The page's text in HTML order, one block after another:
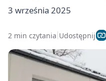
3 września 2025
2 min czytania Udostępnij